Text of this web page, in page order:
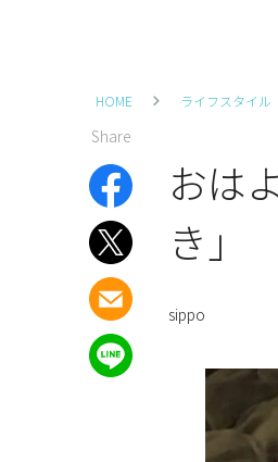
HOME ライフスタイル
Share
おは
き」
sippo